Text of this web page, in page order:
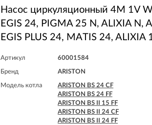
Насос циркуляционный 4M 1V
EGIS 24, PIGMA 25 N, ALIXIA N,
EGIS PLUS 24, MATIS 24, ALIXIA
Артикул 60001584
Бренд ARISTON
Модель котла
ARISTON BS 24 CF
ARISTON BS 24 FF
ARISTON BS II 15 FF
ARISTON BS II 24 CF
ARISTON BS II 24 FF